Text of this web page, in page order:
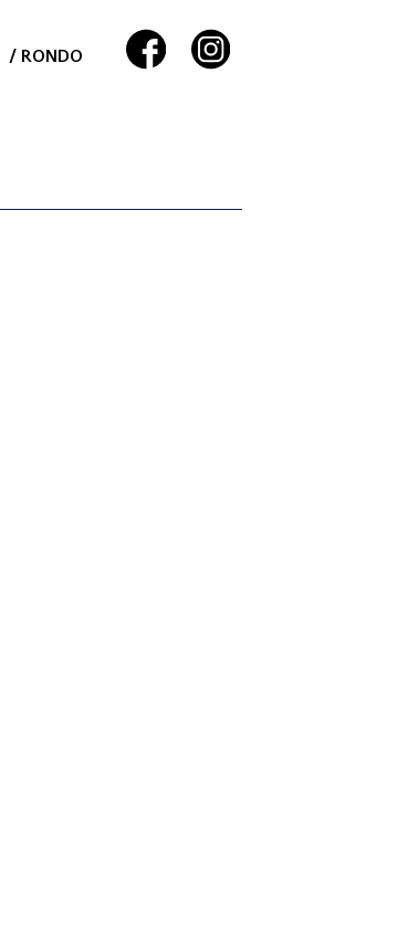
/ RONDO